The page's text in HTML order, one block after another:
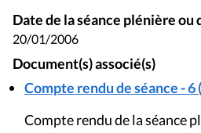
Date de la séance plénière ou
20/01/2006
Document(s) associé(s)
Compte rendu de séance - 6
Compte rendu de la séance